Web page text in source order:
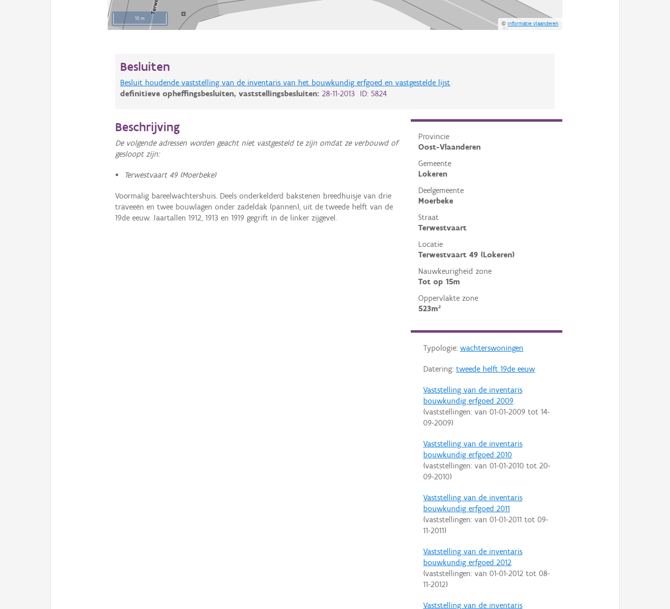
10 m
©Informatie Vlaanderen
Besluiten
Besluit houdende vaststelling van de inventaris van het bouwkundig erfgoed en vastgestelde lijst
definitieve opheffingsbesluiten,vaststellingsbesluiten:28-11-2013 ID: 5824
Provincie
Oost-Vlaanderen
Gemeente
Lokeren
Deelgemeente
Moerbeke
Straat
Terwestvaart
Locatie
Terwestvaart 49 (Lokeren)
Nauwkeurigheid zone
Tot op 15m
Oppervlakte zone
523m²
Typologie: wachterswoningen
Datering: tweede helft 19de eeuw
Vaststelling van de inventaris
bouwkundig erfgoed 2009
(vaststellingen: van 01-01-2009 tot 14-
09-2009)
Vaststelling van de inventaris
bouwkundig erfgoed 2010
(vaststellingen: van 01-01-2010 tot 20-
09-2010)
Vaststelling van de inventaris
bouwkundig erfgoed 2011
(vaststellingen: van 01-01-2011 tot 09-
11-2011)
Vaststelling van de inventaris
bouwkundig erfgoed 2012
(vaststellingen: van 01-01-2012tot 08-
11-2012)
Vaststelling van de inventaris
Beschrijving
De volgende adressen worden geacht niet vastgesteld te zijn omdat ze verbouwd of
gesloopt zijn:
Terwestvaart 49 (Moerbeke)
Voormalig bareelwachtershuis. Deels onderkelderd bakstenen breedhuisje van drie
traveeën en twee bouwlagen onder zadeldak (pannen), uit de tweede helft van de
19de eeuw. Jaartallen 1912, 1913 en 1919 gegrift in de linker zijgevel.